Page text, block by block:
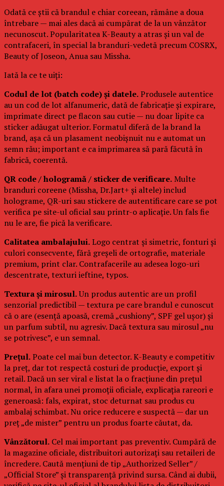
Odată ce știi că brandul e chiar coreean, rămâne a doua
întrebare — mai ales dacă ai cumpărat de la un vânzător
necunoscut. Popularitatea K-Beauty a atras și un val de
contrafaceri, în special la branduri-vedetă precum COSRX,
Beauty of Joseon, Anua sau Missha.
Iată la ce te uiți:
Codul de lot (batch code) și datele.Produsele autentice
au un cod de lot alfanumeric, dată de fabricație și expirare,
imprimate direct pe flacon sau cutie — nu doar lipite ca
sticker adăugat ulterior. Formatul diferă de la brand la
brand, așa că un plasament neobișnuit nu e automat un
semn rău; important e ca imprimarea să pară făcută în
fabrică, coerentă.
QR code / hologramă / sticker de verificare.Multe
branduri coreene (Missha, Dr.Jart+ și altele) includ
holograme, QR-uri sau stickere de autentificare care se pot
verifica pe site-ul oficial sau printr-o aplicație. Un fals fie
nu le are, fie pică la verificare.
Calitatea ambalajului.Logo centrat și simetric, fonturi și
culori consecvente, fără greșeli de ortografie, materiale
premium, print clar. Contrafacerile au adesea logo-uri
descentrate, texturi ieftine, typos.
Textura și mirosul.Un produs autentic are un profil
senzorial predictibil — textura pe care brandul e cunoscut
că o are (esență apoasă, cremă „cushiony”, SPF gel ușor) și
un parfum subtil, nu agresiv. Dacă textura sau mirosul „nu
se potrivesc”, e un semnal.
Prețul.Poate cel mai bun detector. K-Beauty e competitiv
la preț, dar tot respectă costuri de producție, export și
retail. Dacă un ser viral e listat la o fracțiune din prețul
normal, în afara unei promoții oficiale, explicația rareori e
generoasă: fals, expirat, stoc deturnat sau produs cu
ambalaj schimbat. Nu orice reducere e suspectă — dar un
preț „de mister” pentru un produs foarte căutat, da.
Vânzătorul. Cel mai important pas preventiv. Cumpără de
la magazine oficiale, distribuitori autorizați sau retaileri de
încredere. Caută mențiuni de tip „Authorized Seller” /
„Official Store” și transparență privind sursa. Când ai dubii,